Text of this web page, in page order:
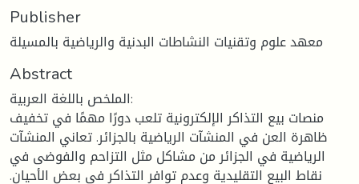
Publisher
معهد علوم وتقنيات النشاطات البدنية والرياضية بالمسيلة
Abstract
الملخص باللغة العربية:
منصات بيع التذاكر الإلكترونية تلعب دورًا مهمًا في تخفيف
ظاهرة العن في المنشآت الرياضية بالجزائر. تعاني المنشآت
الرياضية في الجزائر من مشاكل مثل التزاحم والفوضى في
نقاط البيع التقليدية وعدم توافر التذاكر في بعض الأحيان.